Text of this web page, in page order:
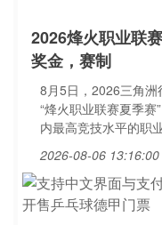
2026烽火职业联
奖金，赛制
8月5日，2026三角
“烽火职业联赛夏季
内最高竞技水平的职
2026-08-06 13:16:00